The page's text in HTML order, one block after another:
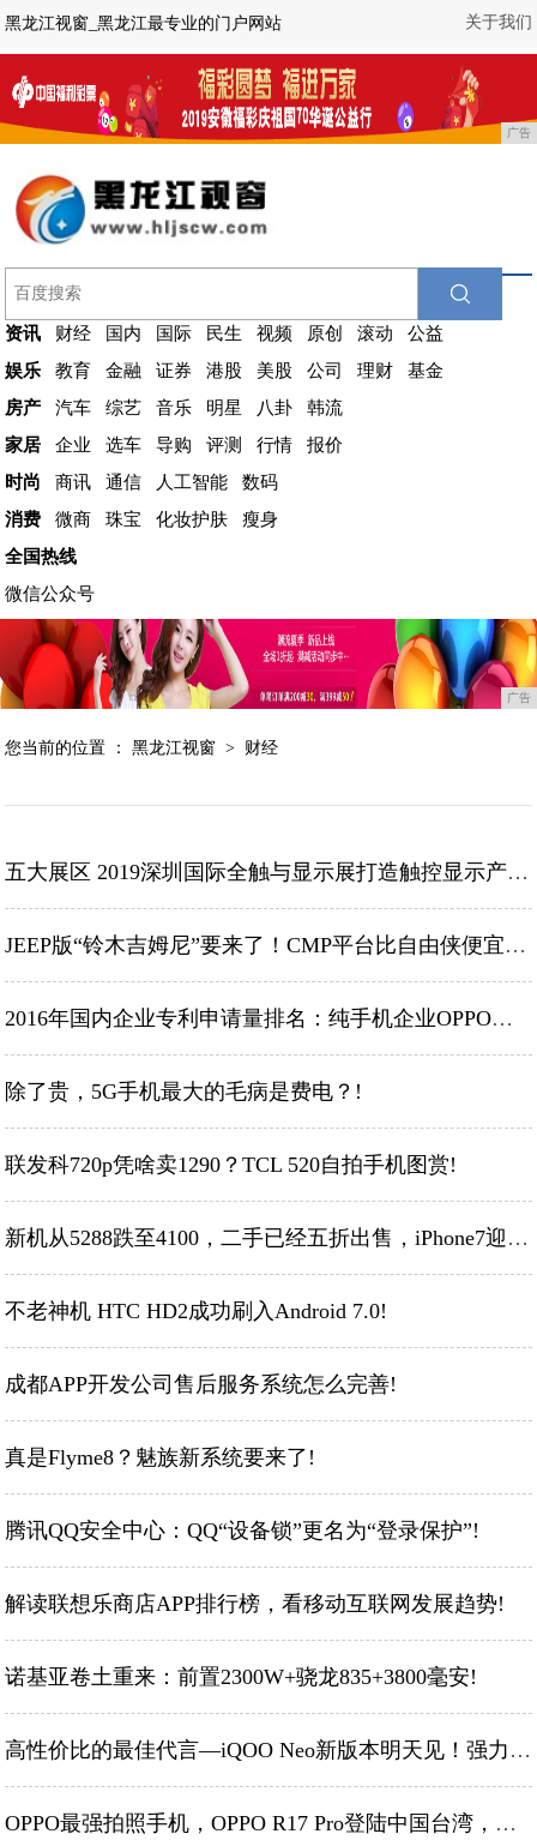
关于我们
黑龙江视窗_黑龙江最专业的门户网站
广告
资讯 财经 国内 国际 民生 视频 原创 滚动
公益
娱乐
教育 金融 证券 港股 美股 公司 理财
基金
房产
汽车 综艺 音乐 明星 八卦
韩流
家居
企业 选车 导购 评测 行情
报价
时尚
商讯 通信 人工智能
数码
消费
微商 珠宝 化妆护肤
瘦身
全国热线
微信公众号
广告
您当前的位置 ：黑龙江视窗 > 财经
五大展区 2019深圳国际全触与显示展打造触控显示产业盛会!
JEEP版“铃木吉姆尼”要来了！CMP平台比自由侠便宜，或10万上下!
2016年国内企业专利申请量排名：纯手机企业OPPO第一!
除了贵，5G手机最大的毛病是费电？!
联发科720p凭啥卖1290？TCL 520自拍手机图赏!
新机从5288跌至4100，二手已经五折出售，iPhone7迎来价格春天!
不老神机 HTC HD2成功刷入Android 7.0!
成都APP开发公司售后服务系统怎么完善!
真是Flyme8？魅族新系统要来了!
腾讯QQ安全中心：QQ“设备锁”更名为“登录保护”!
解读联想乐商店APP排行榜，看移动互联网发展趋势!
诺基亚卷土重来：前置2300W+骁龙835+3800毫安!
高性价比的最佳代言—iQOO Neo新版本明天见！强力配置全都有!
OPPO最强拍照手机，OPPO R17 Pro登陆中国台湾，售价上涨！!